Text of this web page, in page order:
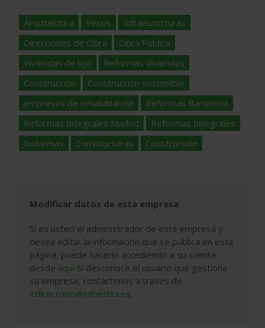
Arquitectura Yesos
Infraestucturas
Direcciones de Obra
Obra Pública
Viviendas de lujo
Reformas Viviendas
Construcción
Construcción sostenible
empresas de rehabilitación
Reformas Barcelona
Reformas Integrales Madrid
Reformas Integrales
Reformas
Constructoras Construcción
Modificar datos de esta empresa
Si es usted el administrador de esta empresa y
desea editar la información que se publica en esta
página, puede hacerlo accediendo a su cuenta
desde aquí Si desconoce el usuario que gestiona
su empresa, contáctenos a través de
icdirectorio@infoedita.es.